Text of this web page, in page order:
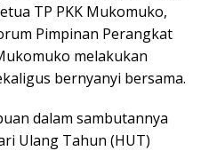
TP PKK Mukomuko,
Pimpinan Perangkat
melakukan
bernyanyi bersama.
dalam sambutannya
Ulang Tahun (HUT)